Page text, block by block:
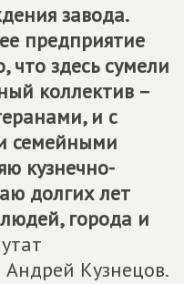
завода.
предприятие
что здесь сумели
коллектив –
и с
семейными
кузнечно-
долгих лет
города и
Кузнецов.